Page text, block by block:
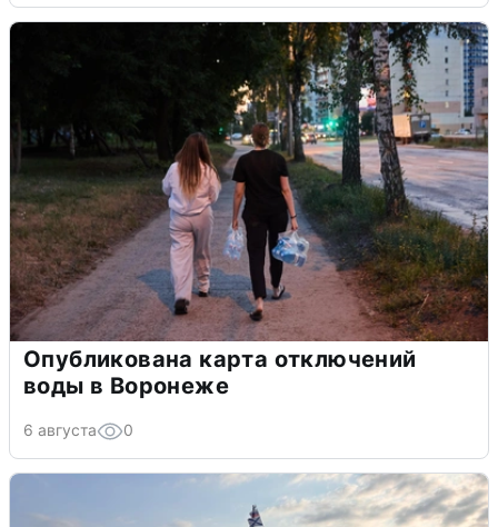
Опубликована карта отключений
воды в Воронеже
6 августа 0